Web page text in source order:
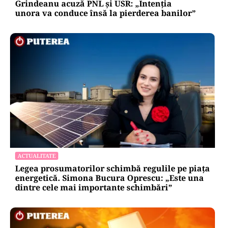
Grindeanu acuză PNL și USR: „Intenția
unora va conduce însă la pierderea banilor”
ACTUALITATE
Legea prosumatorilor schimbă regulile pe piața
energetică. Simona Bucura Oprescu: „Este una
dintre cele mai importante schimbări”